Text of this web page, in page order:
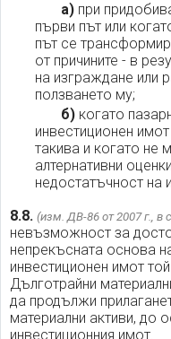
а)при
първи път или
път се
от причините - в
на изграждане или
ползването му;
б)когато
инвестиционен
такива и когато не
алтернативни
недостатъчност на
8.8. (изм. ДВ-86 от 2007 г., в
невъзможност за
непрекъсната основа
инвестиционен имот
Дълготрайни
да продължи
материални активи, до
инвестиционния имот.